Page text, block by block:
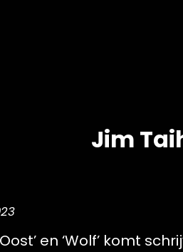
Jim
Oost’ en ‘Wolf’ komt